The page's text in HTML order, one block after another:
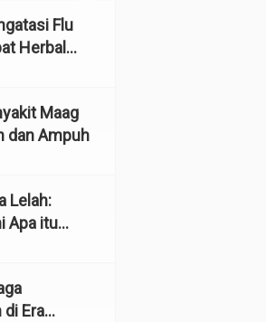
Flu
Herbal
dan
Maag
dan Ampuh
Lelah:
Apa itu
di Era